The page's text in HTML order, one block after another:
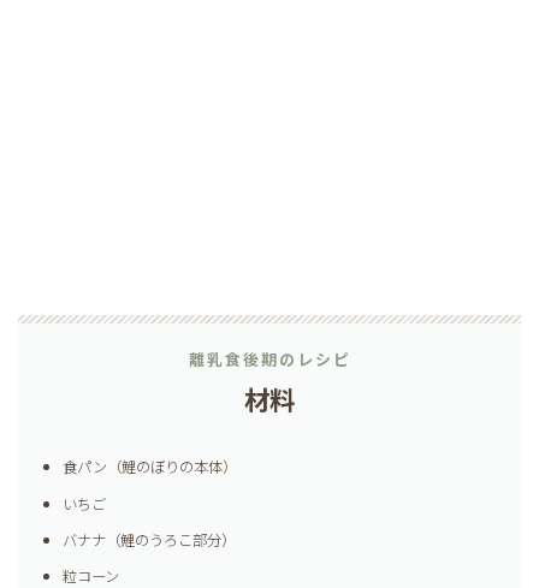
離乳食後期のレシピ
材料
食パン（鯉のぼりの本体）
いちご
バナナ（鯉のうろこ部分）
粒コーン